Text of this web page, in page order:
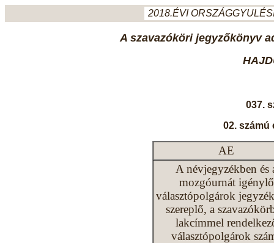
2018.ÉVI
A szavazóköri jegyzőkönyv
037.
02. számú
AE
A névjegyzékben és
mozgóurnát igénylő
választópolgárok
szereplő, a
lakcímmel
választópolgárok